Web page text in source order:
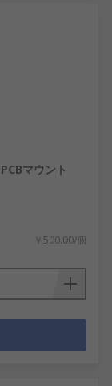
マウント
￥500.00/個